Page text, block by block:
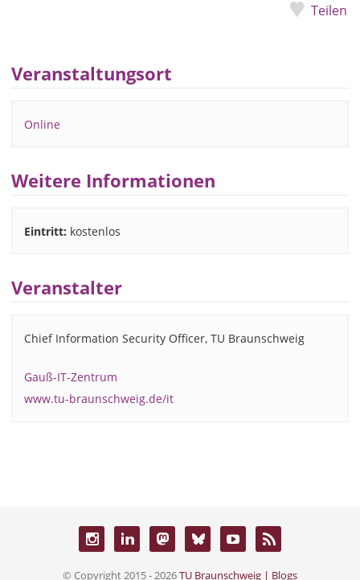
Teilen
Veranstaltungsort
Online
Weitere Informationen
Eintritt: kostenlos
Veranstalter
Chief Information Security Officer, TU Braunschweig
Gauß-IT-Zentrum
www.tu-braunschweig.de/it
© Copyright 2015 - 2026TU Braunschweig | Blogs